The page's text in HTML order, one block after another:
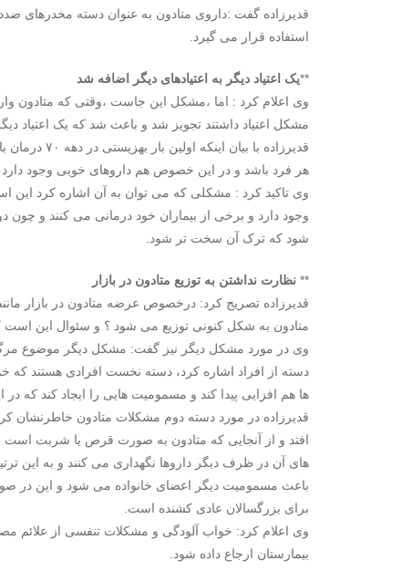
قدیرزاده گفت :داروی متادون به عنوان دسته مخدرهای
استفاده قرار می گیرد.
**یک اعتیاد دیگر به اعتیادهای دیگر اضافه شد
وی اعلام کرد : اما ،مشکل این جاست ،وقتی که متادون
مشکل اعتیاد داشتند تجویز شد و باعث شد که یک اعتیاد
قدیرزاده
هر فرد باشد و در این خصوص هم داروهای خوبی وجود دارد،
وی تاکید کرد : مشکلی که می توان به آن اشاره کرد
وجود دارد و برخی از بیماران خود درمانی می کنند و
شود که ترک آن سخت تر شود.
** نظارت نداشتن به توزیع متادون در بازار
قدیرزاده تصریح کرد: درخصوص عرضه متادون در بازار
متادون به شکل کنونی توزیع می شود ؟ و سئوال این است
وی در مورد مشکل دیگر نیز گفت: مشکل دیگر موضوع
دسته از افراد اشاره کرد، دسته نخست افرادی هستند
ها هم افزایی پیدا کند و مسمومیت هایی را ایجاد کند
قدیرزاده در مورد دسته دوم مشکلات متادون
افتد و از آنجایی که متادون به صورت قرص یا شربت است
های آن در ظرف دیگر داروها نگهداری می کنند و به این
برای بزرگسالان عادی کشنده است.
وی اعلام کرد: خواب آلودگی و مشکلات تنفسی از علائم
بیمارستان ارجاع داده شود.